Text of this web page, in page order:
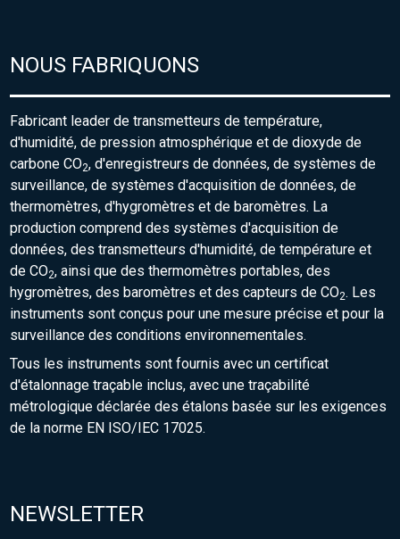
NOUS FABRIQUONS
Fabricant leader de transmetteurs de température,
d'humidité, de pression atmosphérique et de dioxyde de
carbone CO2, d'enregistreurs de données, de systèmes de
surveillance, de systèmes d'acquisition de données, de
thermomètres, d'hygromètres et de baromètres. La
production comprend des systèmes d'acquisition de
données, des transmetteurs d'humidité, de température et
de CO2, ainsi que des thermomètres portables, des
hygromètres, des baromètres et des capteurs de CO2. Les
instruments sont conçus pour une mesure précise et pour la
surveillance des conditions environnementales.
Tous les instruments sont fournis avec un certificat
d'étalonnage traçable inclus, avec une traçabilité
métrologique déclarée des étalons basée sur les exigences
de la norme EN ISO/IEC 17025.
NEWSLETTER